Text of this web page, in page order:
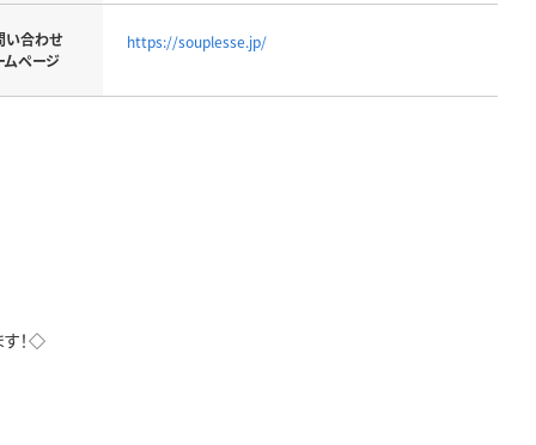
い合わせ
ムページ
https://souplesse.jp/
す！◇